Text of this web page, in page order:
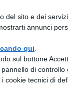
del sito e dei
annunci
qui
sul bottone
di controllo
cookie tecnici di